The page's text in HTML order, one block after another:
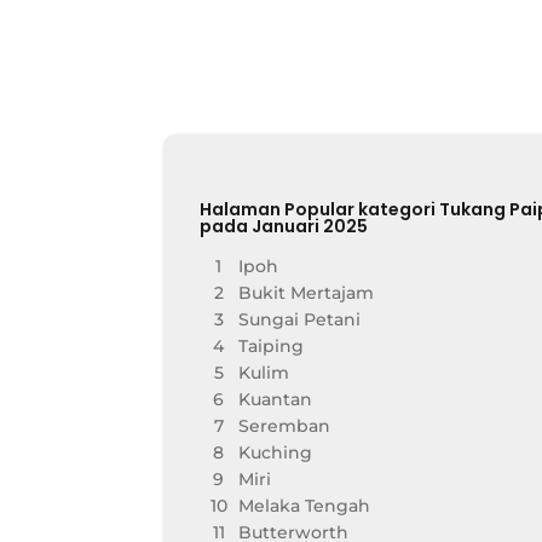
Halaman Popular kategori Tukang
pada Januari 2025
1
Ipoh
2
Bukit Mertajam
3
Sungai Petani
4
Taiping
5
Kulim
6
Kuantan
7
Seremban
8
Kuching
9
Miri
10 Melaka Tengah
11
Butterworth